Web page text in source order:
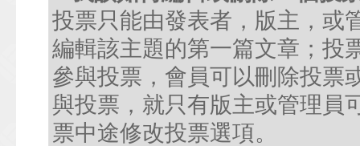
投票只能由發表者，版主，或
編輯該主題的第一篇文章；投
參與投票，會員可以刪除投票
與投票，就只有版主或管理員
票中途修改投票選項。